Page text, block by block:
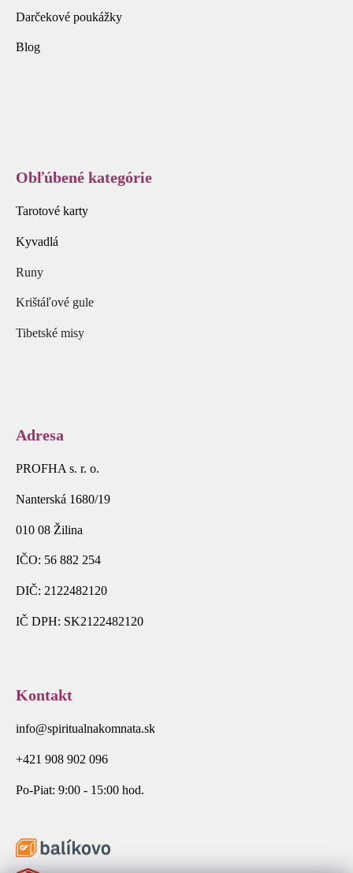
Darčekové poukážky
Blog
Obľúbené kategórie
Tarotové karty
Kyvadlá
Runy
Krištáľové gule
Tibetské misy
Adresa
PROFHA s. r. o.
Nanterská 1680/19
010 08 Žilina
IČO: 56 882 254
DIČ: 2122482120
IČ DPH: SK2122482120
Kontakt
info@spiritualnakomnata.sk
+421 908 902 096
Po-Piat: 9:00 - 15:00 hod.